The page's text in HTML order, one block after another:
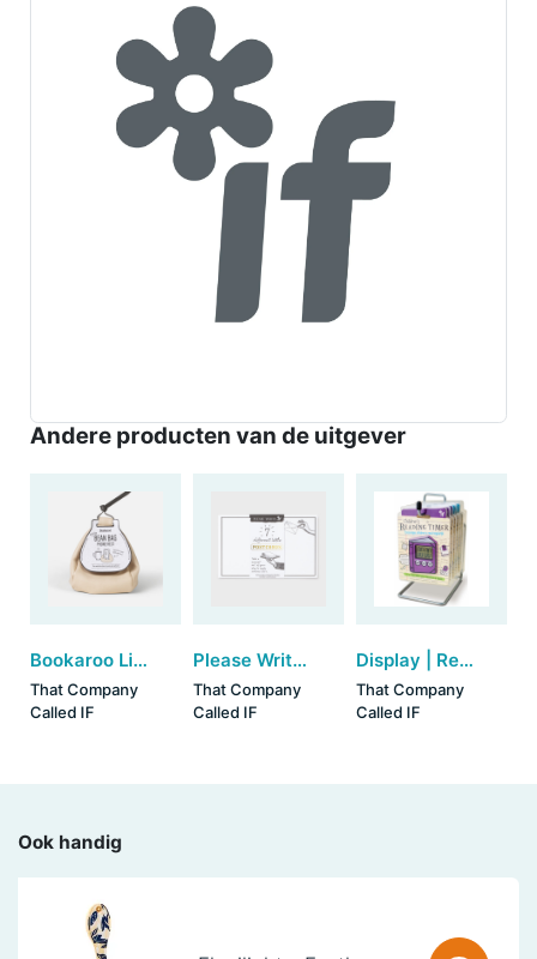
Andere producten van de uitgever
Bookaroo Little Bean Bag Phone Rest - Cream
That Company
Called IF
Please Write - 7 kleine ansichtkaarten (set van 3)
That Company
Called IF
Display | Reading timer (12 stuks)
That Company
Called IF
Ook handig